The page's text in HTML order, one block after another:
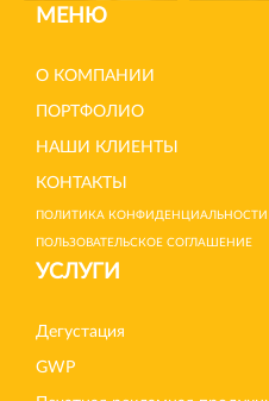
МЕНЮ
О КОМПАНИИ
ПОРТФОЛИО
НАШИ КЛИЕНТЫ
КОНТАКТЫ
ПОЛИТИКА КОНФИДЕНЦИАЛЬНОСТИ
ПОЛЬЗОВАТЕЛЬСКОЕ СОГЛАШЕНИЕ
УСЛУГИ
Дегустация
GWP